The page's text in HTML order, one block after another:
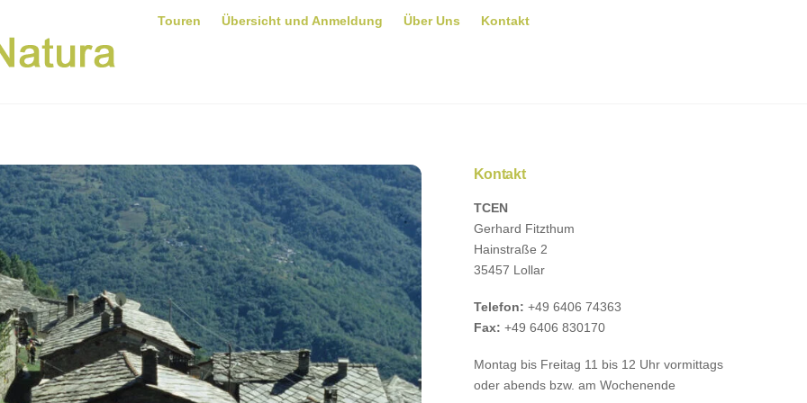
Touren Übersicht und Anmeldung Über Uns Kontakt
Kontakt
TCEN
Gerhard Fitzthum
Hainstraße 2
35457 Lollar
Telefon: +49 6406 74363
Fax: +49 6406 830170
Montag bis Freitag 11 bis 12 Uhr vormittags
oder abends bzw. am Wochenende